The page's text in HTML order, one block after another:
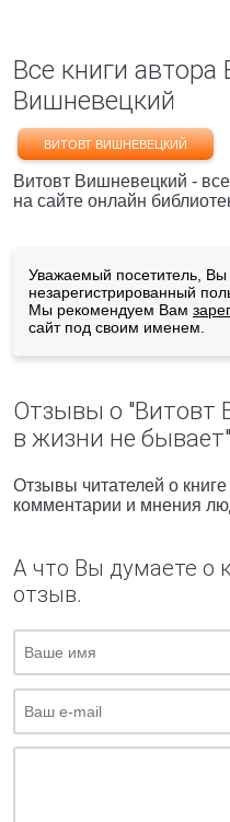
Все книги автора
Вишневецкий
ВИТОВТ ВИШНЕВЕЦКИЙ
Витовт Вишневецкий -
на сайте онлайн
Уважаемый посетитель, Вы
незарегистрированный
Мы рекомендуем Вам
сайт под своим именем.
Отзывы о "Витовт
в жизни не бывает"
Отзывы читателей о
комментарии и мнения
А что Вы думаете о
отзыв.